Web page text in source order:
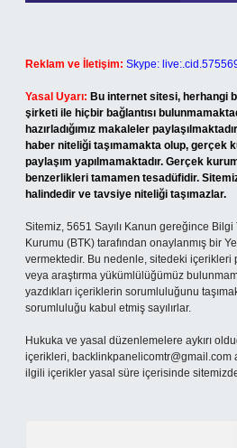
Reklam ve İletişim: Skype:
Yasal Uyarı: Bu internet sitesi, herhangi
şirketi ile hiçbir bağlantısı
hazırladığımız makaleler
haber niteliği taşımamakta olup, gerçek
paylaşım yapılmamaktadır. Gerçek
benzerlikleri tamamen tesadüfidir.
halindedir ve tavsiye niteliği taşımazlar.
Sitemiz, 5651 Sayılı Kanun gereğince
Kurumu (BTK) tarafından onaylanmış bir
vermektedir. Bu nedenle, sitedeki içerikleri
veya araştırma yükümlülüğümüz
yazdıkları içeriklerin sorumluluğunu
sorumluluğu kabul etmiş sayılırlar.
Hukuka ve yasal düzenlemelere aykırı
içerikleri, backlinkpanelicomtr@gmail.com
ilgili içerikler yasal süre içerisinde